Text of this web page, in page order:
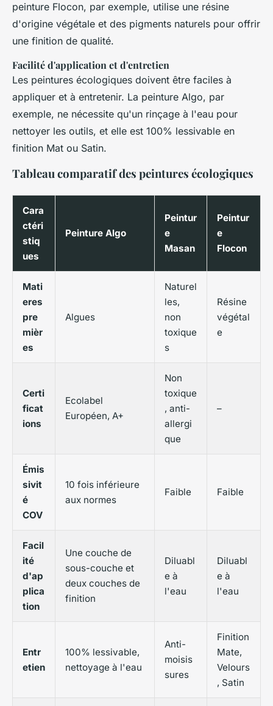
peinture Flocon, par exemple, utilise une résine
d'origine végétale et des pigments naturels pour offrir
une finition de qualité.
Facilité d'application et d'entretien
Les peintures écologiques doivent être faciles à
appliquer et à entretenir. La peinture Algo, par
exemple, ne nécessite qu'un rinçage à l'eau pour
nettoyer les outils, et elle est 100% lessivable en
finition Mat ou Satin.
Tableau comparatif des peintures écologiques
Cara
ctéri
stiq
ues
Peinture Algo
Peintur
e
Masan
Peintur
e
Flocon
Mati
eres
pre
mièr
es
Algues
Naturel
les,
non
toxique
s
Résine
végétal
e
Certi
ficat
ions
Ecolabel
Européen, A+
Non
toxique
, anti-
allergi
que
–
Émis
sivit
é
COV
10 fois inférieure
aux normes
Faible Faible
Facil
ité
d'ap
plica
tion
Une couche de
sous-couche et
deux couches de
finition
Diluabl
e à
l'eau
Diluabl
e à
l'eau
Entr
etien
100% lessivable,
nettoyage à l'eau
Anti-
moisis
sures
Finition
Mate,
Velours
, Satin